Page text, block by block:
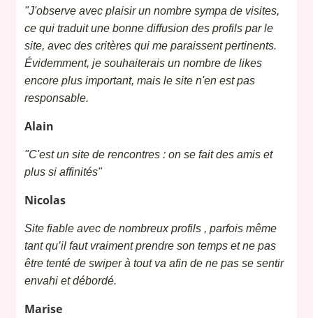
"J'observe avec plaisir un nombre sympa de visites,
ce qui traduit une bonne diffusion des profils par le
site, avec des critères qui me paraissent pertinents.
Évidemment, je souhaiterais un nombre de likes
encore plus important, mais le site n'en est pas
responsable.
Alain
"C'est un site de rencontres : on se fait des amis et
plus si affinités"
Nicolas
Site fiable avec de nombreux profils , parfois même
tant qu’il faut vraiment prendre son temps et ne pas
être tenté de swiper à tout va afin de ne pas se sentir
envahi et débordé.
Marise